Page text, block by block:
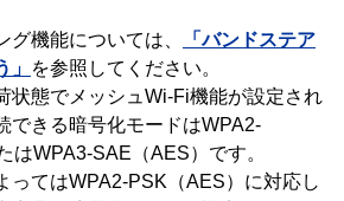
グ機能については、
「バンドステア
」 を参照してください。
状態でメッシュWi-Fi機能が設定され
できる暗号化モードはWPA2-
はWPA3-SAE（AES）です。
ってはWPA2-PSK（AES）に対応し